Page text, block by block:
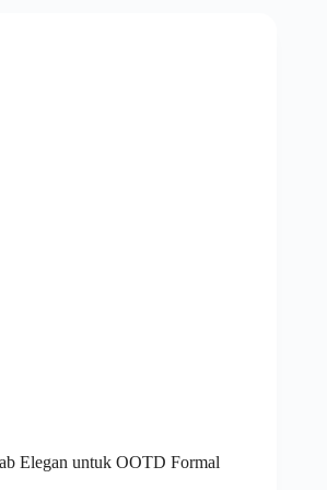
Elegan untuk OOTD Formal